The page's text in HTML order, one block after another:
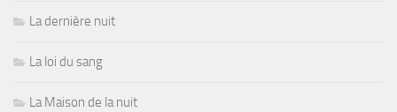
La dernière nuit
La loi du sang
La Maison de la nuit